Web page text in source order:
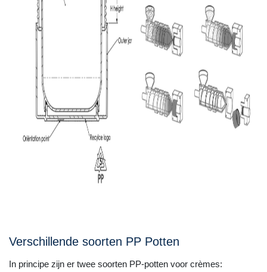
Verschillende soorten PP Potten
In principe zijn er twee soorten PP-potten voor crèmes: